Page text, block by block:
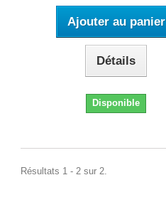
Ajouter au panier
Détails
Disponible
Résultats 1 - 2 sur 2.